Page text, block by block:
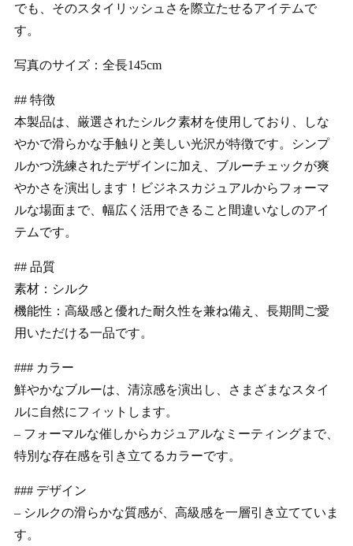
でも、そのスタイリッシュさを際立たせるアイテムで
す。
写真のサイズ：全長145cm
## 特徴
本製品は、厳選されたシルク素材を使用しており、しな
やかで滑らかな手触りと美しい光沢が特徴です。シンプ
ルかつ洗練されたデザインに加え、ブルーチェックが爽
やかさを演出します！ビジネスカジュアルからフォーマ
ルな場面まで、幅広く活用できること間違いなしのアイ
テムです。
## 品質
素材：シルク
機能性：高級感と優れた耐久性を兼ね備え、長期間ご愛
用いただける一品です。
### カラー
鮮やかなブルーは、清涼感を演出し、さまざまなスタイ
ルに自然にフィットします。
– フォーマルな催しからカジュアルなミーティングまで、
特別な存在感を引き立てるカラーです。
### デザイン
– シルクの滑らかな質感が、高級感を一層引き立てていま
す。